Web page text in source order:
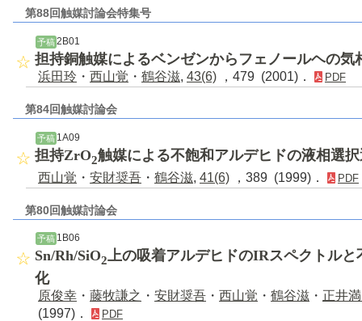
第88回触媒討論会特集号
予稿2B01
担持銅触媒によるベンゼンからフェノールヘの気
浜田玲 ・ 西山覚 ・ 鶴谷滋, 43(6) ，479 (2001)． PDF
第84回触媒討論会
予稿1A09
担持ZrO2触媒による不飽和アルデヒドの液相選
西山覚 ・ 安財奨吾 ・ 鶴谷滋, 41(6) ，389 (1999)． PDF
第80回触媒討論会
予稿 1B06
Sn/Rh/SiO2上の吸着アルデヒドのIRスペクトル
化
原俊幸 ・ 藤牧謙之 ・ 安財奨吾 ・ 西山覚 ・ 鶴谷滋 ・ 正井
(1997)．
PDF